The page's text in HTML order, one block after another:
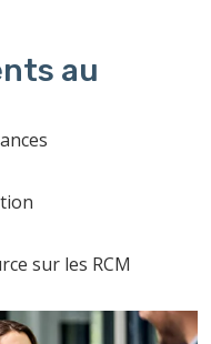
au
sur les RCM